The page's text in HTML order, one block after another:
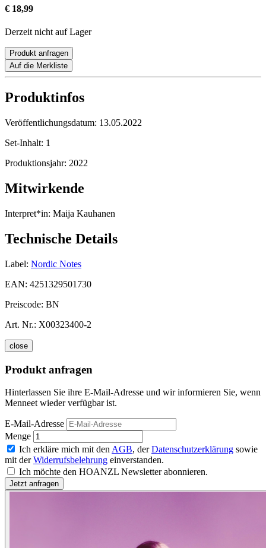
€ 18,99
Derzeit nicht auf Lager
Produkt anfragen
Auf die Merkliste
Produktinfos
Veröffentlichungsdatum: 13.05.2022
Set-Inhalt: 1
Produktionsjahr: 2022
Mitwirkende
Interpret*in: Maija Kauhanen
Technische Details
Label: Nordic Notes
EAN: 4251329501730
Preiscode: BN
Art. Nr.: X00323400-2
close
Produkt anfragen
Hinterlassen Sie ihre E-Mail-Adresse und wir informieren Sie, wenn
Menneet wieder verfügbar ist.
E-Mail-Adresse
Menge
Ich erkläre mich mit den AGB, derDatenschutzerklärung sowie
mit derWiderrufsbelehrung einverstanden.
Ich möchte den HOANZL Newsletter abonnieren.